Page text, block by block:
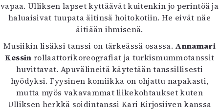
Info
Tilaus ja irtonumerot
Yhteistyössä
Toimitus
Mediatiedot
Kaltio ry
vapaa. Ulliksen lapset kyttäävät kuitenkin jo perintöä ja
haluaisivat tuupata äitinsä hoitokotiin. He eivät näe
äitiään ihmisenä.
Musiikin lisäksi tanssi on tärkeässä osassa. Annamari
Kessin rollaattorikoreografiat ja turkismummotanssit
huvittavat. Apuvälineitä käytetään tanssillisesti
hyödyksi. Fyysinen komiikka on ohjattu napakasti,
mutta myös vakavammat liikekohtaukset kuten
Ulliksen herkkä soidintanssi Kari Kirjosiiven kanssa